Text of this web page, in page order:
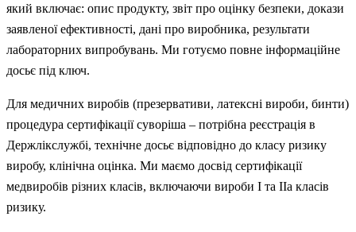
який включає: опис продукту, звіт про оцінку безпеки, докази
заявленої ефективності, дані про виробника, результати
лабораторних випробувань. Ми готуємо повне інформаційне
досьє під ключ.
Для медичних виробів (презервативи, латексні вироби, бинти)
процедура сертифікації суворіша – потрібна реєстрація в
Держлікслужбі, технічне досьє відповідно до класу ризику
виробу, клінічна оцінка. Ми маємо досвід сертифікації
медвиробів різних класів, включаючи вироби І та ІІа класів
ризику.